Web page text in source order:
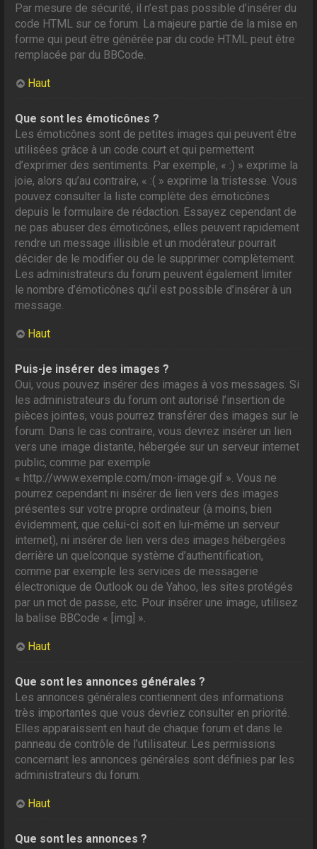
Par mesure de sécurité, il n’est pas possible d’insérer du
code HTML sur ce forum. La majeure partie de la mise en
forme qui peut être générée par du code HTML peut être
remplacée par du BBCode.
Haut
Que sont les émoticônes ?
Les émoticônes sont de petites images qui peuvent être
utilisées grâce à un code court et qui permettent
d’exprimer des sentiments. Par exemple, « :) » exprime la
joie, alors qu’au contraire, « :( » exprime la tristesse. Vous
pouvez consulter la liste complète des émoticônes
depuis le formulaire de rédaction. Essayez cependant de
ne pas abuser des émoticônes, elles peuvent rapidement
rendre un message illisible et un modérateur pourrait
décider de le modifier ou de le supprimer complètement.
Les administrateurs du forum peuvent également limiter
le nombre d’émoticônes qu’il est possible d’insérer à un
message.
Haut
Puis-je insérer des images ?
Oui, vous pouvez insérer des images à vos messages. Si
les administrateurs du forum ont autorisé l’insertion de
pièces jointes, vous pourrez transférer des images sur le
forum. Dans le cas contraire, vous devrez insérer un lien
vers une image distante, hébergée sur un serveur internet
public, comme par exemple
« http://www.exemple.com/mon-image.gif ». Vous ne
pourrez cependant ni insérer de lien vers des images
présentes sur votre propre ordinateur (à moins, bien
évidemment, que celui-ci soit en lui-même un serveur
internet), ni insérer de lien vers des images hébergées
derrière un quelconque système d’authentification,
comme par exemple les services de messagerie
électronique de Outlook ou de Yahoo, les sites protégés
par un mot de passe, etc. Pour insérer une image, utilisez
la balise BBCode « [img] ».
Haut
Que sont les annonces générales ?
Les annonces générales contiennent des informations
très importantes que vous devriez consulter en priorité.
Elles apparaissent en haut de chaque forum et dans le
panneau de contrôle de l’utilisateur. Les permissions
concernant les annonces générales sont définies par les
administrateurs du forum.
Haut
Que sont les annonces ?